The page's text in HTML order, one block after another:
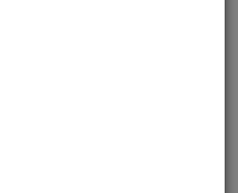
de